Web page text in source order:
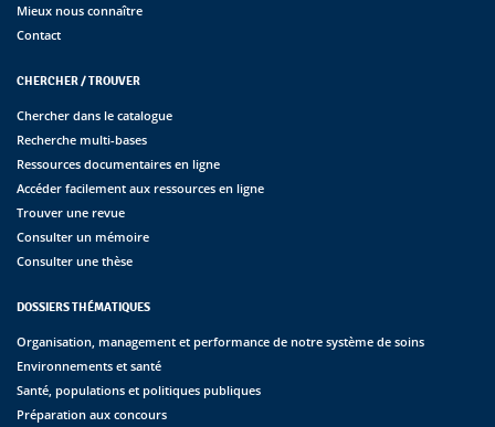
Mieux nous connaître
Contact
CHERCHER / TROUVER
Chercher dans le catalogue
Recherche multi-bases
Ressources documentaires en ligne
Accéder facilement aux ressources en ligne
Trouver une revue
Consulter un mémoire
Consulter une thèse
DOSSIERS THÉMATIQUES
Organisation, management et performance de notre système de soins
Environnements et santé
Santé, populations et politiques publiques
Préparation aux concours